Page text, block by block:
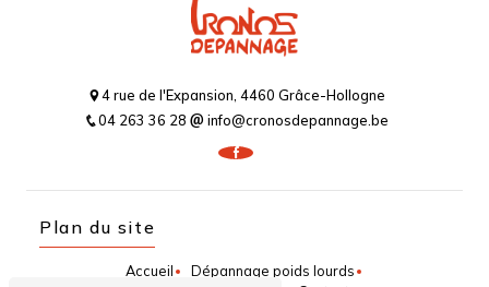
4 rue de l'Expansion, 4460 Grâce-Hollogne
04 263 36 28
info@cronosdepannage.be
Plan du site
Accueil
Dépannage poids lourds